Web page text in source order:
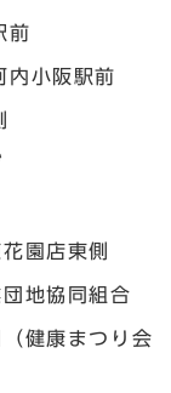
前
内小阪駅前
園店東側
地協同組合
健康まつり会